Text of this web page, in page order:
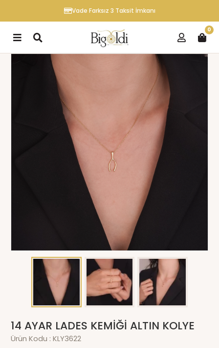
Vade Farksız 3 Taksit İmkanı
0
14 AYAR LADES KEMİĞİ ALTIN KOLYE
Ürün Kodu :KLY3622